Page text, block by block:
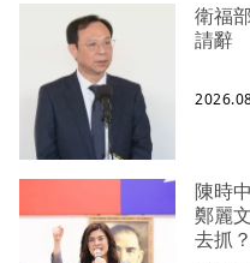
衛福
請辭
陳時
鄭麗
去抓？